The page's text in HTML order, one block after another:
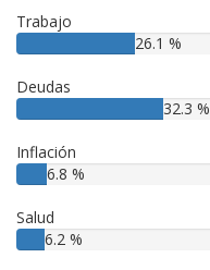
Trabajo
26.1 %
Deudas
32.3 %
Inflación
6.8 %
Salud
6.2 %